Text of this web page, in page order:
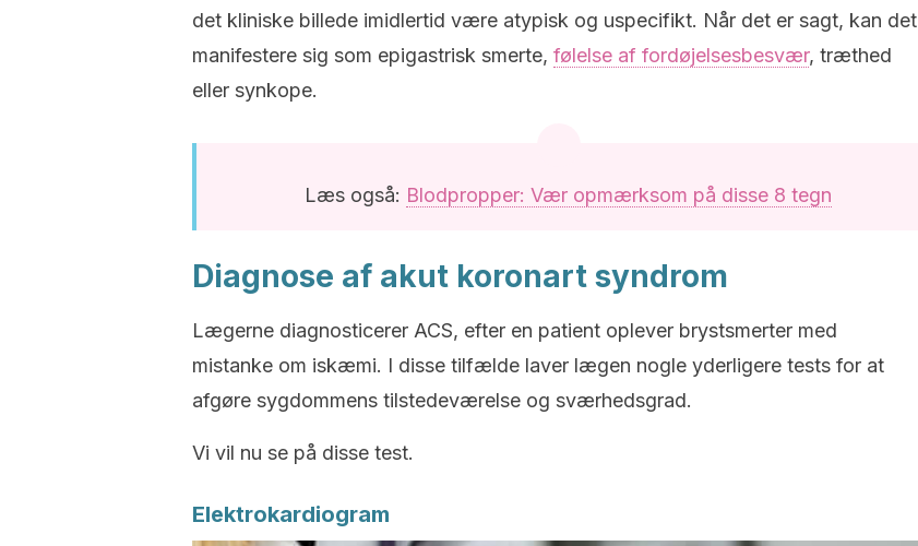
det kliniske billede imidlertid være atypisk og uspecifikt. Når det er sagt, kan det
manifestere sig som epigastrisk smerte, følelse af fordøjelsesbesvær, træthed
eller synkope.
Læs også: Blodpropper: Vær opmærksom på disse 8 tegn
Diagnose af akut koronart syndrom
Lægerne diagnosticerer ACS, efter en patient oplever brystsmerter med
mistanke om iskæmi. I disse tilfælde laver lægen nogle yderligere tests for at
afgøre sygdommens tilstedeværelse og sværhedsgrad.
Vi vil nu se på disse test.
Elektrokardiogram